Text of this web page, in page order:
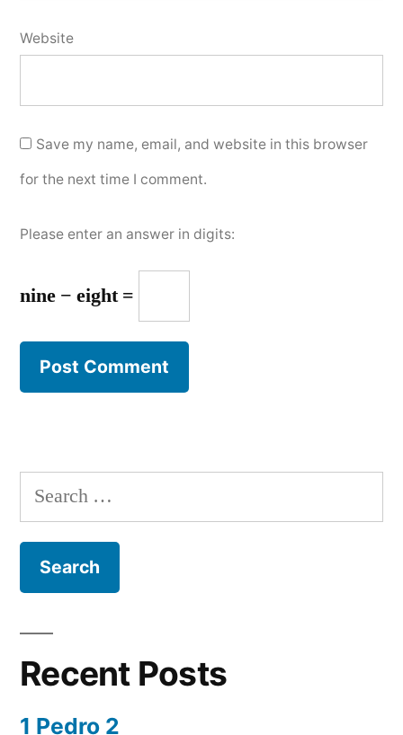
Website
Save my name, email, and website in this browser
for the next time I comment.
Please enter an answer in digits:
nine − eight =
Search
for:
Recent Posts
1 Pedro 2